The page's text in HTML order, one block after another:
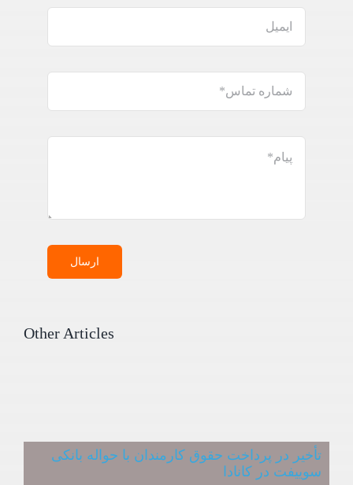
ارسال
Other Articles
تأخیر در پرداخت حقوق کارمندان با حواله بانکی
سوییفت در کانادا